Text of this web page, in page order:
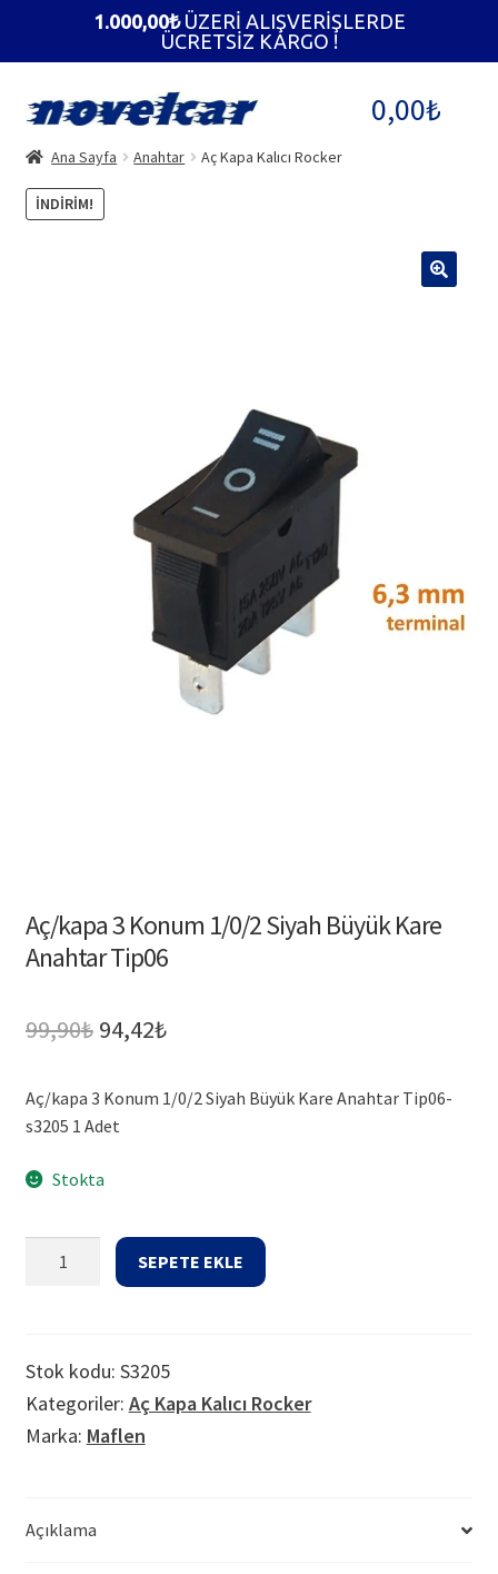
geç
geç
0,00₺
Ana Sayfa Anahtar Aç Kapa Kalıcı Rocker
İNDIRIM!
Aç/kapa 3 Konum 1/0/2 Siyah Büyük Kare
Anahtar Tip06
99,90₺ Orijinal
99,90₺.
94,42₺Şu
fiyat:
Aç/kapa 3 Konum 1/0/2 Siyah Büyük Kare Anahtar Tip06-
s3205 1 Adet
Stokta
Siyah
Kare
Anahtar
SEPETE EKLE
Stok kodu: S3205
Kategoriler: Aç Kapa Kalıcı Rocker
Marka: Maflen
Açıklama
1.000,00₺ÜZERİ ALIŞVERİŞLERDE
ÜCRETSİZ KARGO !